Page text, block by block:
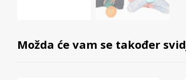
Možda će vam se također